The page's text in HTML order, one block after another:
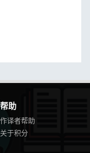
帮助
作译者帮助
关于积分